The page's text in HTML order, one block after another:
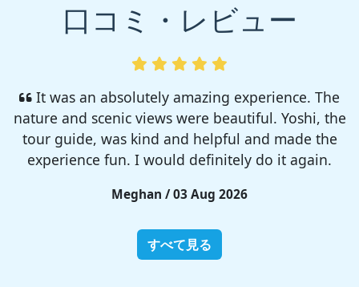
口コミ・レビュー
I enjoyed so much! I rented a tent from TSC,
That was strong and big enough. The camp site
was so nice but you need to bring bug spray for
sure!!
Rieko / 28 Jul 2026
すべて見る